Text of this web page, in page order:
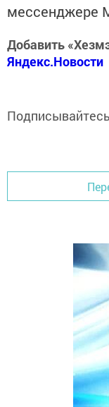
мессенджере
Добавить
Яндекс.Новости